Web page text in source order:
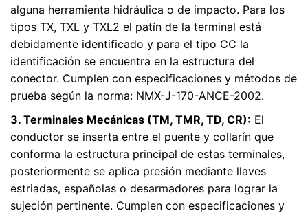
alguna herramienta hidráulica o de impacto. Para los
tipos TX, TXL y TXL2 el patín de la terminal está
debidamente identificado y para el tipo CC la
identificación se encuentra en la estructura del
conector. Cumplen con especificaciones y métodos de
prueba según la norma: NMX-J-170-ANCE-2002.
3. Terminales Mecánicas (TM, TMR, TD, CR): El
conductor se inserta entre el puente y collarín que
conforma la estructura principal de estas terminales,
posteriormente se aplica presión mediante llaves
estriadas, españolas o desarmadores para lograr la
sujeción pertinente. Cumplen con especificaciones y